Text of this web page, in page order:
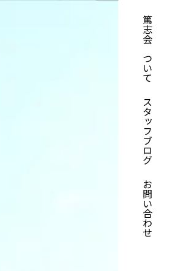
篤志会について
スタッフブログ
お問い合わせ